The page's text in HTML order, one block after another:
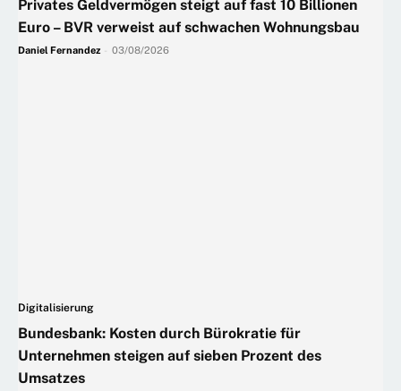
Privates Geldvermögen steigt auf fast 10 Billionen
Euro – BVR verweist auf schwachen Wohnungsbau
Daniel Fernandez 03/08/2026
Digitalisierung
Bundesbank: Kosten durch Bürokratie für
Unternehmen steigen auf sieben Prozent des
Umsatzes